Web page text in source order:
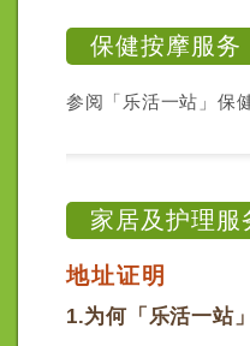
保健按摩服务
参阅「乐活一站」保
家居及护理服
地址证明
1.为何「乐活一站